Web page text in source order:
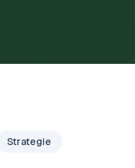
Strategie